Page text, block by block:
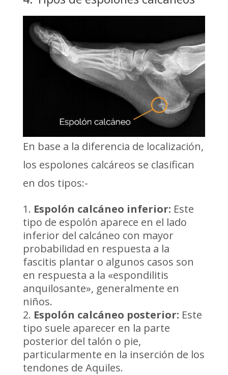
En base a la diferencia de localización,
los espolones calcáreos se clasifican
en dos tipos:-
Espolón calcáneo inferior: Este
tipo de espolón aparece en el lado
inferior del calcáneo con mayor
probabilidad en respuesta a la
fascitis plantar o algunos casos son
en respuesta a la «espondilitis
anquilosante», generalmente en
niños.
Espolón calcáneo posterior: Este
tipo suele aparecer en la parte
posterior del talón o pie,
particularmente en la inserción de los
tendones de Aquiles.